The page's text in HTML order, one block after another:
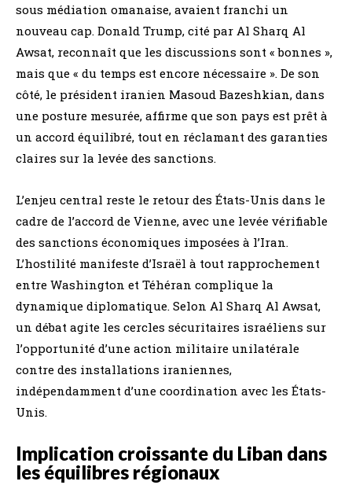
sous médiation omanaise, avaient franchi un
nouveau cap. Donald Trump, cité par Al Sharq Al
Awsat, reconnaît que les discussions sont « bonnes »,
mais que « du temps est encore nécessaire ». De son
côté, le président iranien Masoud Bazeshkian, dans
une posture mesurée, affirme que son pays est prêt à
un accord équilibré, tout en réclamant des garanties
claires sur la levée des sanctions.
L’enjeu central reste le retour des États-Unis dans le
cadre de l’accord de Vienne, avec une levée vérifiable
des sanctions économiques imposées à l’Iran.
L’hostilité manifeste d’Israël à tout rapprochement
entre Washington et Téhéran complique la
dynamique diplomatique. Selon Al Sharq Al Awsat,
un débat agite les cercles sécuritaires israéliens sur
l’opportunité d’une action militaire unilatérale
contre des installations iraniennes,
indépendamment d’une coordination avec les États-
Unis.
Implication croissante du Liban dans
les équilibres régionaux